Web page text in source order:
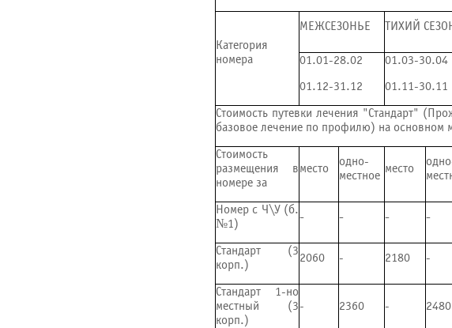
Категория
номера
МЕЖСЕЗОНЬЕ ТИХИЙ
01.01-28.02
01.12-31.12
01.03-30.04
01.11-30.11
Стоимость путевки лечения "Стандарт"
базовое лечение по профилю) на основном
Стоимость
размещения в
номере за
место
одно-
местное место
Номер с Ч\У (б.
№1)
- - - -
Стандарт (3
корп.)
2060 - 2180 -
Стандарт 1-но
местный (3
корп.)
- 2360 - 2480